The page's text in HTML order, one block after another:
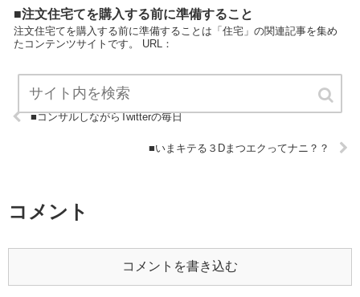
■注文住宅てを購入する前に準備すること
注文住宅てを購入する前に準備することは「住宅」の関連記事を集め
たコンテンツサイトです。 URL：
■コンサルしながらTwitterの毎日
■いまキテる３Dまつエクってナニ？？
コメント
コメントを書き込む